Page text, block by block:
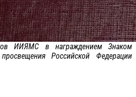
ИИЯМС в награждением Знаком
Российской Федерации